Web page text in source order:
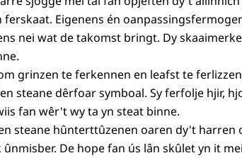
ferskaat. Eigenens én
nei wat de takomst bringt. Dy
grinzen te ferkennen en leafst te
steane dêrfoar symboal. Sy ferfolje hjir,
fan wêr't wy ta yn steat binne.
steane hûnterttûzenen oaren dy't harren
ûnmisber. De hope fan ús lân skûlet yn it